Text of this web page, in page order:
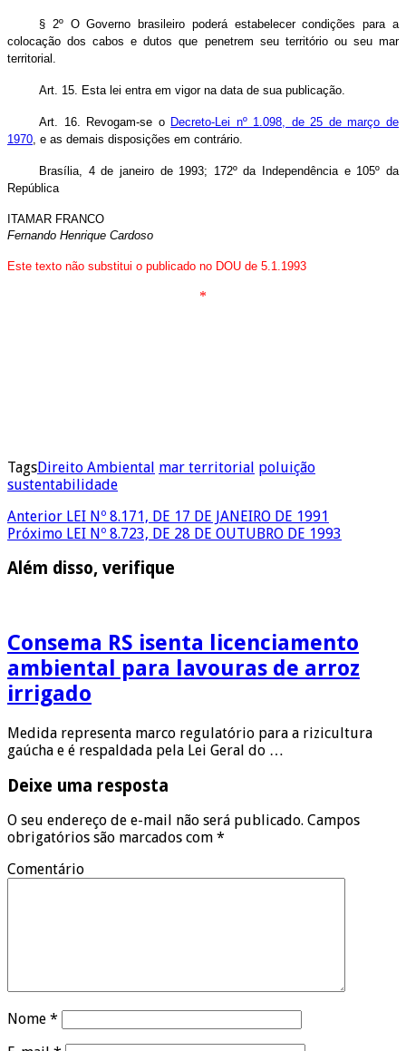
§ 2º O Governo brasileiro poderá estabelecer condições para a
colocação dos cabos e dutos que penetrem seu território ou seu mar
territorial.
Art. 15. Esta lei entra em vigor na data de sua publicação.
Art. 16. Revogam-se o Decreto-Lei nº 1.098, de 25 de março de
1970 , e as demais disposições em contrário.
Brasília, 4 de janeiro de 1993; 172º da Independência e 105º da
República
ITAMAR FRANCO
Fernando Henrique Cardoso
Este texto não substitui o publicado no DOU de 5.1.1993
*
TagsDireito Ambiental mar territorial poluição
sustentabilidade
Anterior LEI Nº 8.171, DE 17 DE JANEIRO DE 1991
Próximo LEI Nº 8.723, DE 28 DE OUTUBRO DE 1993
Além disso, verifique
Consema RS isenta licenciamento
ambiental para lavouras de arroz
irrigado
Medida representa marco regulatório para a rizicultura
gaúcha e é respaldada pela Lei Geral do …
Deixe uma resposta
O seu endereço de e-mail não será publicado. Campos
obrigatórios são marcados com *
Comentário
Nome *